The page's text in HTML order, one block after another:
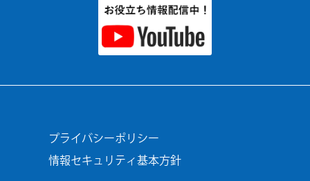
プライバシーポリシー
情報セキュリティ基本方針